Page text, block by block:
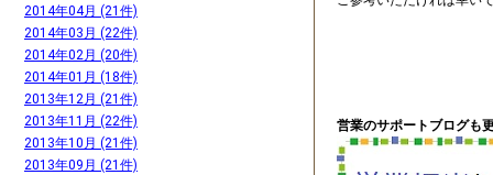
営業のサポートブログも
2014年04月 (21件)
2014年03月 (22件)
2014年02月 (20件)
2014年01月 (18件)
2013年12月 (21件)
2013年11月 (22件)
2013年10月 (21件)
2013年09月 (21件)